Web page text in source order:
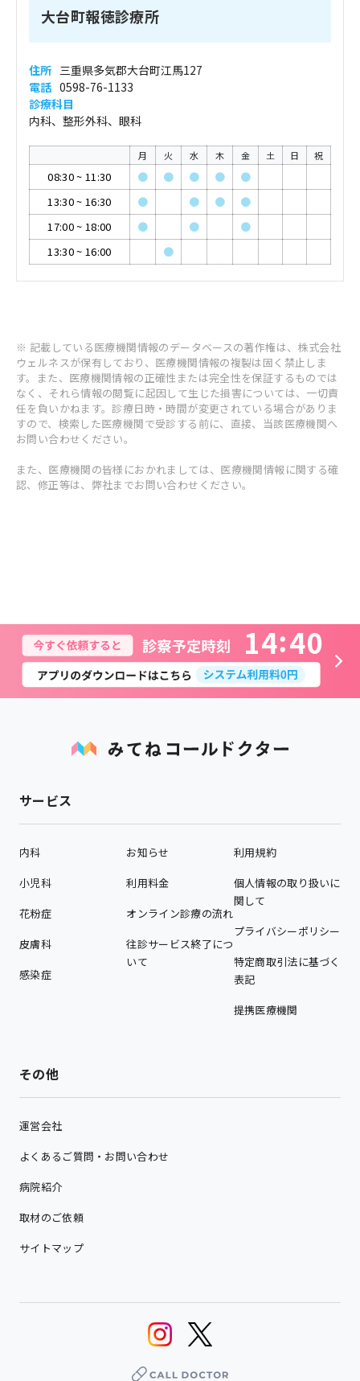
大台町報徳診療所
住所 三重県多気郡大台町江馬127
電話 0598-76-1133
診療科目
内科、整形外科、眼科
月 火 水 木 金 土 日 祝
08:30~ 11:30 ● ● ● ●
●
13:30~ 16:30 ● ● ●
●
17:00~ 18:00 ● ●
●
13:30~ 16:00 ●
※ 記載している医療機関情報のデータベースの著作権は、株式会社
ウェルネスが保有しており、医療機関情報の複製は固く禁止しま
す。また、医療機関情報の正確性または完全性を保証するものでは
なく、それら情報の閲覧に起因して生じた損害については、一切責
任を負いかねます。診療日時・時間が変更されている場合がありま
すので、検索した医療機関で受診する前に、直接、当該医療機関へ
お問い合わせください。
また、医療機関の皆様におかれましては、医療機関情報に関する確
認、修正等は、弊社までお問い合わせください。
14 40
サービス
内科
小児科
花粉症
皮膚科
感染症
お知らせ
利用料金
オンライン診療の流れ
往診サービス終了につ
いて
利用規約
個人情報の取り扱いに
関して
プライバシーポリシー
特定商取引法に基づく
表記
提携医療機関
その他
運営会社
よくあるご質問・お問い合わせ
病院紹介
取材のご依頼
サイトマップ